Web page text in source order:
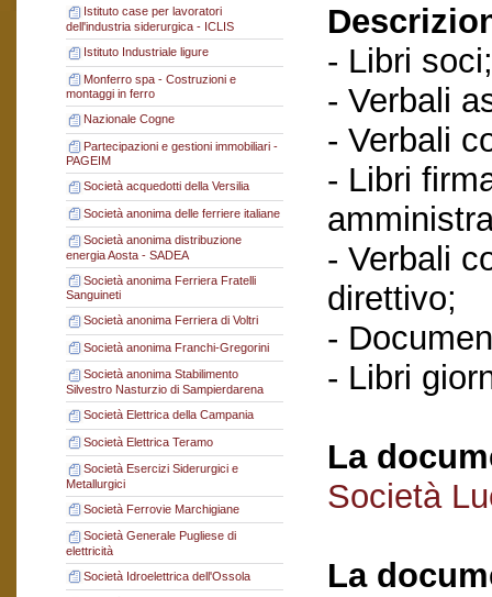
Istituto case per lavoratori
dell'industria siderurgica - ICLIS
Istituto Industriale ligure
Monferro spa - Costruzioni e
montaggi in ferro
Nazionale Cogne
Partecipazioni e gestioni immobiliari -
PAGEIM
Società acquedotti della Versilia
Società anonima delle ferriere italiane
Società anonima distribuzione
energia Aosta - SADEA
Società anonima Ferriera Fratelli
Sanguineti
Società anonima Ferriera di Voltri
Società anonima Franchi-Gregorini
Società anonima Stabilimento
Silvestro Nasturzio di Sampierdarena
Società Elettrica della Campania
Società Elettrica Teramo
Società Esercizi Siderurgici e
Metallurgici
Società Ferrovie Marchigiane
Società Generale Pugliese di
elettricità
Società Idroelettrica dell'Ossola
- Libri soci;
- Verbali
- Verbali
- Libri
- Verbali
direttivo;
-
- Libri
La
Società
La